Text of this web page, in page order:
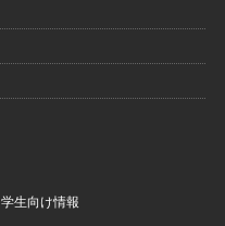
学生向け情報